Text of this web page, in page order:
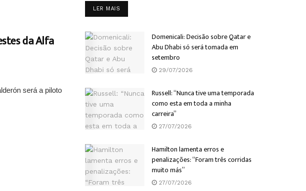
da Alfa
será a piloto
LER MAIS
Domenicali: Decisão sobre Qatar e
Abu Dhabi só será tomada em
setembro
29/07/2026
Russell: “Nunca tive uma temporada
como esta em toda a minha
carreira”
27/07/2026
Hamilton lamenta erros e
penalizações: “Foram três corridas
muito más”
27/07/2026